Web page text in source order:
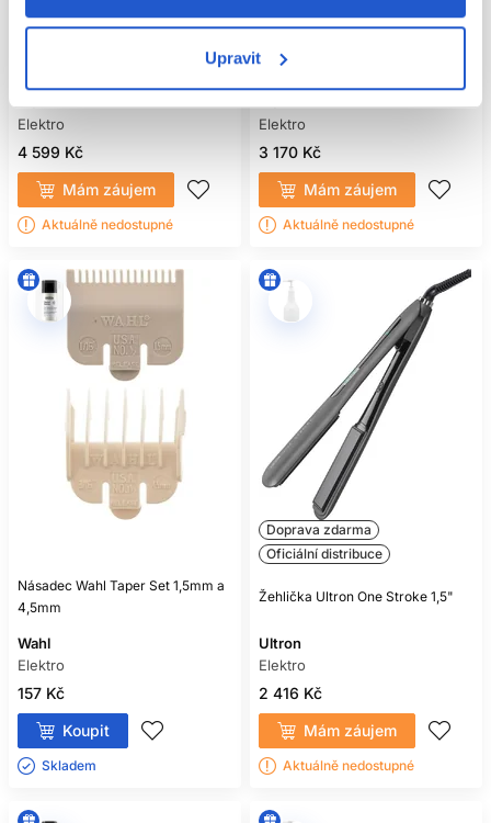
Upravit
WAHL 8171-016 Cordless Detailer
Elektro
4 599 Kč
Mám záujem
Aktuálně nedostupné
WAHL 8841-1516 Beret Stealth
profesionální kontúrovací strojek
Elektro
3 170 Kč
Mám záujem
Aktuálně nedostupné
Násadec Wahl Taper Set 1,5mm a
4,5mm
Wahl
Elektro
157 Kč
Koupit
Skladem ㅤ
Doprava zdarma
Oficiální distribuce
Žehlička Ultron One Stroke 1,5"
Ultron
Elektro
2 416 Kč
Mám záujem
Aktuálně nedostupné